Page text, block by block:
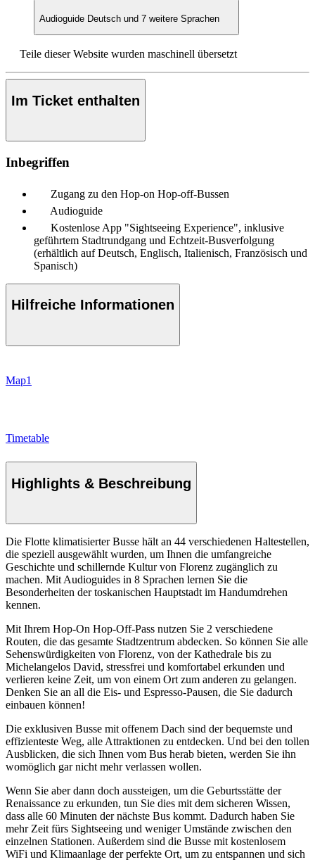
Audioguide Deutsch und 7 weitere Sprachen
Teile dieser Website wurden maschinell übersetzt
Im Ticket enthalten
Inbegriffen
Zugang zu den Hop-on Hop-off-Bussen
Audioguide
Kostenlose App "Sightseeing Experience", inklusive
geführtem Stadtrundgang und Echtzeit-Busverfolgung
(erhältlich auf Deutsch, Englisch, Italienisch, Französisch und
Spanisch)
Hilfreiche Informationen
Map1
Timetable
Highlights & Beschreibung
Die Flotte klimatisierter Busse hält an 44 verschiedenen Haltestellen,
die speziell ausgewählt wurden, um Ihnen die umfangreiche
Geschichte und schillernde Kultur von Florenz zugänglich zu
machen. Mit Audioguides in 8 Sprachen lernen Sie die
Besonderheiten der toskanischen Hauptstadt im Handumdrehen
kennen.
Mit Ihrem Hop-On Hop-Off-Pass nutzen Sie 2 verschiedene
Routen, die das gesamte Stadtzentrum abdecken. So können Sie alle
Sehenswürdigkeiten von Florenz, von der Kathedrale bis zu
Michelangelos David, stressfrei und komfortabel erkunden und
verlieren keine Zeit, um von einem Ort zum anderen zu gelangen.
Denken Sie an all die Eis- und Espresso-Pausen, die Sie dadurch
einbauen können!
Die exklusiven Busse mit offenem Dach sind der bequemste und
effizienteste Weg, alle Attraktionen zu entdecken. Und bei den tollen
Ausblicken, die sich Ihnen vom Bus herab bieten, werden Sie ihn
womöglich gar nicht mehr verlassen wollen.
Wenn Sie aber dann doch aussteigen, um die Geburtsstätte der
Renaissance zu erkunden, tun Sie dies mit dem sicheren Wissen,
dass alle 60 Minuten der nächste Bus kommt. Dadurch haben Sie
mehr Zeit fürs Sightseeing und weniger Umstände zwischen den
einzelnen Stationen. Außerdem sind die Busse mit kostenlosem
WiFi und Klimaanlage der perfekte Ort, um zu entspannen und sich